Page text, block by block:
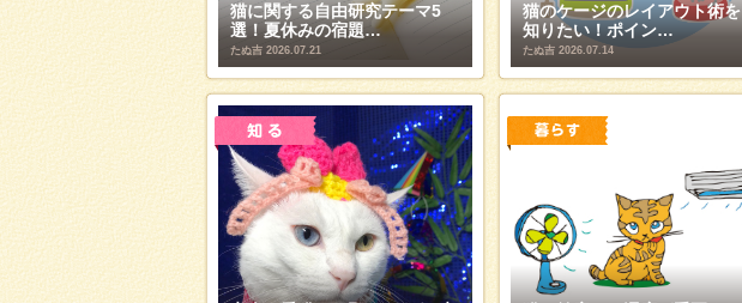
猫に関する自由研究テーマ5
選！夏休みの宿題…
たぬ吉 2026.07.21
猫のケージのレイアウト術を
知りたい！ポイン…
たぬ吉 2026.07.14